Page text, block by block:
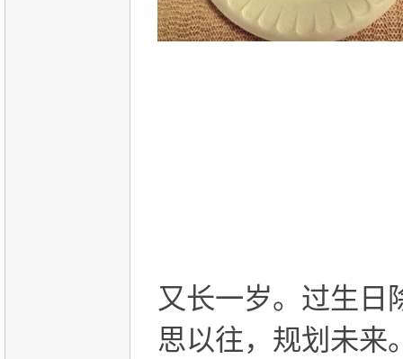
又长一岁。过生日
思以往，规划未来